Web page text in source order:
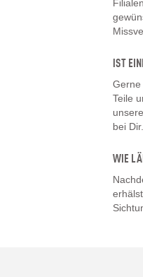
IST
Gerne
Teile
bei Dir.
WIE